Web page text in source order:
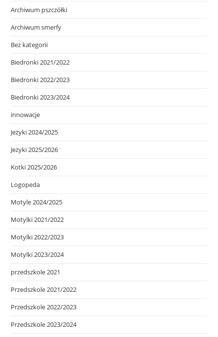
Archiwum pszczółki
Archiwum smerfy
Bez kategorii
Biedronki 2021/2022
Biedronki 2022/2023
Biedronki 2023/2024
innowacje
Jeżyki 2024/2025
Jeżyki 2025/2026
Kotki 2025/2026
Logopeda
Motyle 2024/2025
Motylki 2021/2022
Motylki 2022/2023
Motylki 2023/2024
przedszkole 2021
Przedszkole 2021/2022
Przedszkole 2022/2023
Przedszkole 2023/2024